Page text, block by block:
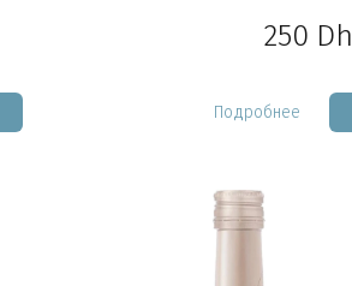
250 Dh
Подробнее